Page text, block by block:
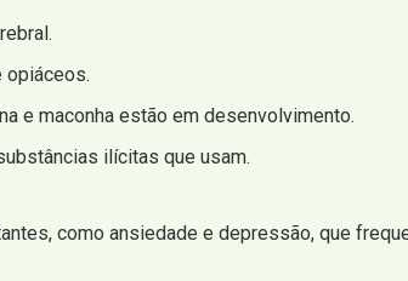
opiáceos.
e maconha estão em desenvolvimento.
ilícitas que usam.
como ansiedade e depressão, que